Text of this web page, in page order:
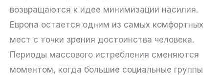
возвращаются к идее минимизации насилия.
Европа остается одним из самых комфортных
мест с точки зрения достоинства человека.
Периоды массового истребления сменяются
моментом, когда большие социальные группы